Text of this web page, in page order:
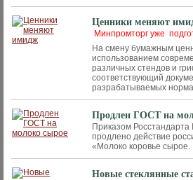
Ценники меняют
Минпромторг уже
На смену бумажным
использованием
различных стендов и
соответствующий
разрабатываемых
Продлен ГОСТ на
Приказом Росстандарта
продлено действие
«Молоко коровье сырое.
Новые стеклянные